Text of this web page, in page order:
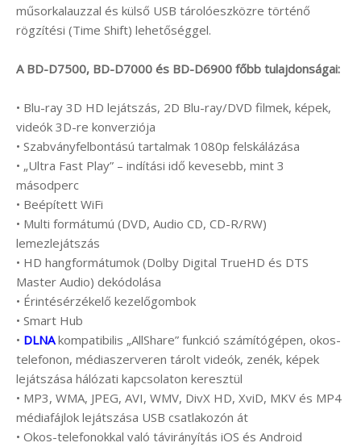
műsorkalauzzal és külső USB tárolóeszközre történő
rögzítési (Time Shift) lehetőséggel.
A BD-D7500, BD-D7000 és BD-D6900 főbb tulajdonságai:
• Blu-ray 3D HD lejátszás, 2D Blu-ray/DVD filmek, képek,
videók 3D-re konverziója
• Szabványfelbontású tartalmak 1080p felskálázása
• „Ultra Fast Play” – indítási idő kevesebb, mint 3
másodperc
• Beépített WiFi
• Multi formátumú (DVD, Audio CD, CD-R/RW)
lemezlejátszás
• HD hangformátumok (Dolby Digital TrueHD és DTS
Master Audio) dekódolása
• Érintésérzékelő kezelőgombok
• Smart Hub
• DLNAkompatibilis „AllShare” funkció számítógépen, okos-
telefonon, médiaszerveren tárolt videók, zenék, képek
lejátszása hálózati kapcsolaton keresztül
• MP3, WMA, JPEG, AVI, WMV, DivX HD, XviD, MKV és MP4
médiafájlok lejátszása USB csatlakozón át
• Okos-telefonokkal való távirányítás iOS és Android